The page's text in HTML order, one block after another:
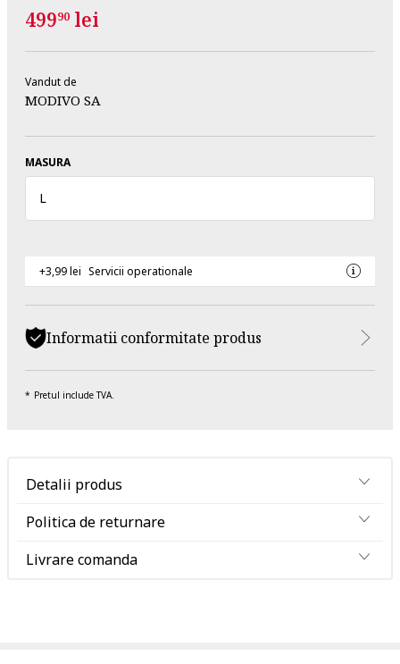
49990 lei
Vandut de
MODIVO SA
MASURA
L
+3,99 lei Servicii operationale
Informatii conformitate produs
Pretul include TVA.
Detalii produs
Politica de returnare
Livrare comanda